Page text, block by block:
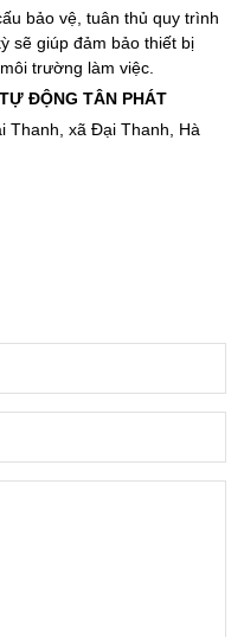
bảo vệ, tuân thủ quy trình
sẽ giúp đảm bảo thiết bị
trường làm việc.
ĐỘNG TÂN PHÁT
Thanh, xã Đại Thanh, Hà